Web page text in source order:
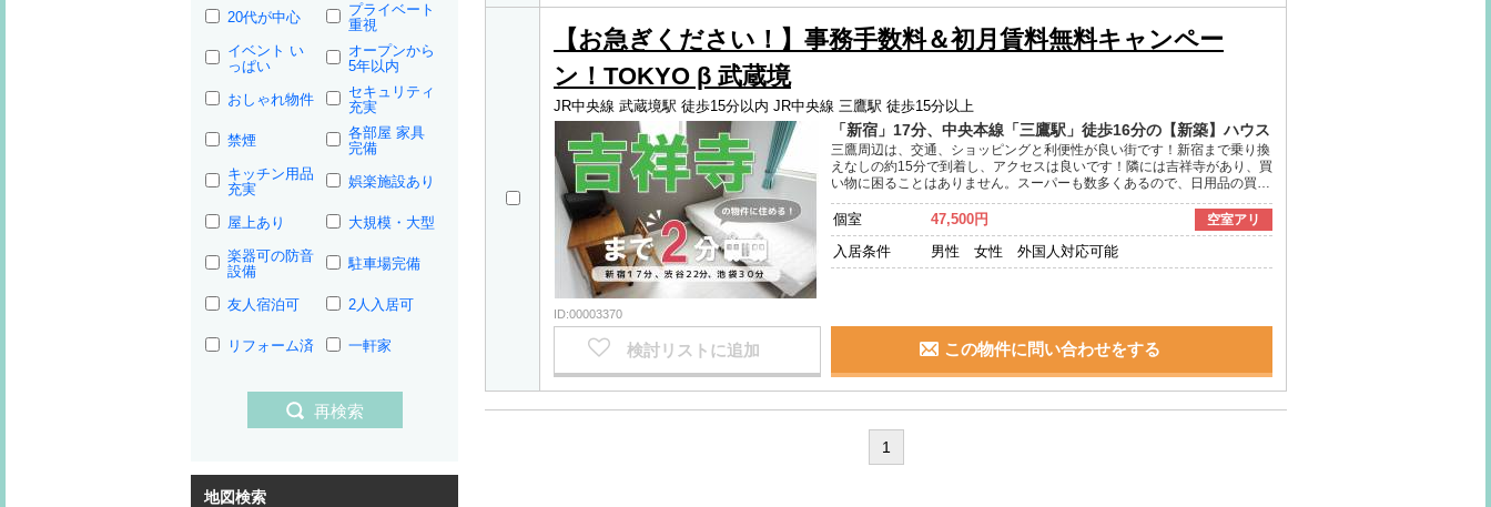
【お急ぎください！】事務手数料＆初月賃料無料キャンペー
ン！TOKYO β 武蔵境
JR中央線 武蔵境駅 徒歩15分以内 JR中央線 三鷹駅 徒歩15分以上
ID:00003370
「新宿」17分、中央本線「三鷹駅」徒歩16分の【新築】ハウス
三鷹周辺は、交通、ショッピングと利便性が良い街です！新宿まで乗り換
えなしの約15分で到着し、アクセスは良いです！隣には吉祥寺があり、買
い物に困ることはありません。スーパーも数多くあるので、日用品の買…
個室 47,500円 空室アリ
入居条件 男性 女性 外国人対応可能
検討リストに追加 この物件に問い合わせをする
1
20代が中心
プライベート
重視
イベント い
っぱい
オープンから
5年以内
おしゃれ物件
セキュリティ
充実
禁煙
各部屋 家具
完備
キッチン用品
充実
娯楽施設あり
屋上あり
大規模・大型
楽器可の防音
設備
駐車場完備
友人宿泊可 2人入居可
リフォーム済 一軒家
再検索
地図検索